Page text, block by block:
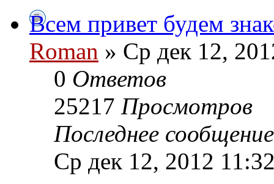
Всем привет будем
Roman » Ср дек 12,
0 Ответов
25217 Просмотров
Последнее
Ср дек 12, 2012